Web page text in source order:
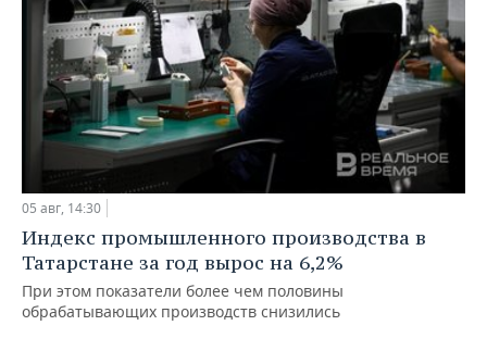
05 авг, 14:30
Индекс промышленного производства в
Татарстане за год вырос на 6,2%
При этом показатели более чем половины
обрабатывающих производств снизились